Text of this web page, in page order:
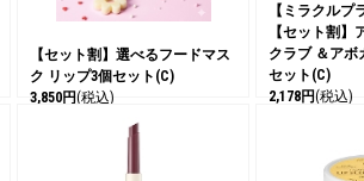
【セット割】選べるフードマス
ク リップ3個セット(C)
3,850円(税込)
【ミラクルプ
【セット割】
クラブ ＆アボ
セット(C)
2,178円(税込)